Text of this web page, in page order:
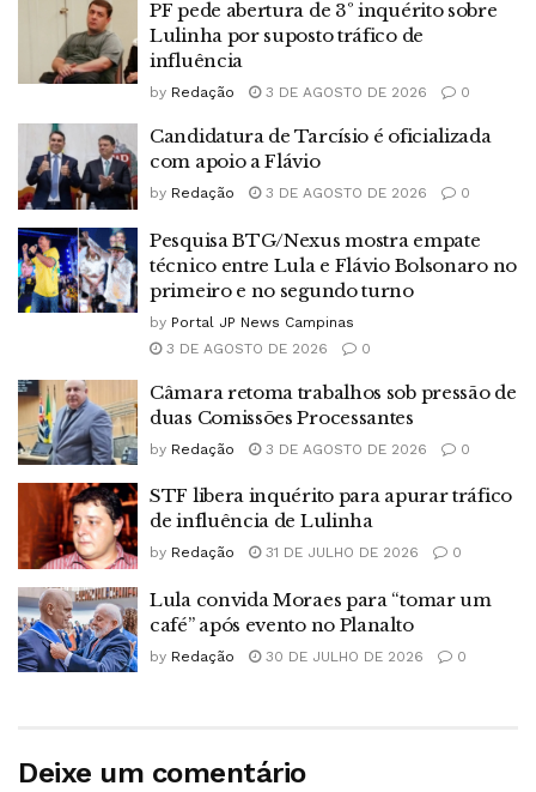
PF pede abertura de 3º inquérito sobre
Lulinha por suposto tráfico de
influência
by Redação 3 DE AGOSTO DE 2026 0
Candidatura de Tarcísio é oficializada
com apoio a Flávio
by Redação 3 DE AGOSTO DE 2026 0
Pesquisa BTG/Nexus mostra empate
técnico entre Lula e Flávio Bolsonaro no
primeiro e no segundo turno
by Portal JP News Campinas
3 DE AGOSTO DE 2026
0
Câmara retoma trabalhos sob pressão de
duas Comissões Processantes
by Redação 3 DE AGOSTO DE 2026 0
STF libera inquérito para apurar tráfico
de influência de Lulinha
by Redação 31 DE JULHO DE 2026 0
Lula convida Moraes para “tomar um
café” após evento no Planalto
by Redação 30 DE JULHO DE 2026 0
Deixe um comentário